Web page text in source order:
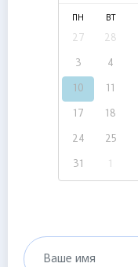
ПН ВТ
27 28
3 4
10 11
17 18
24 25
31 1
Ваше имя